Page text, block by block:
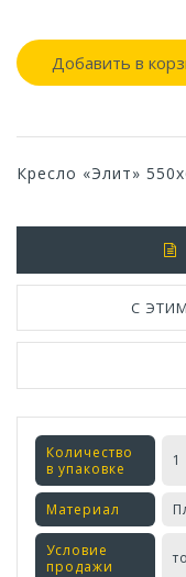
Добавить в
Кресло «Элит»
С
Количество
в упаковке
1
Материал
Условие
продажи